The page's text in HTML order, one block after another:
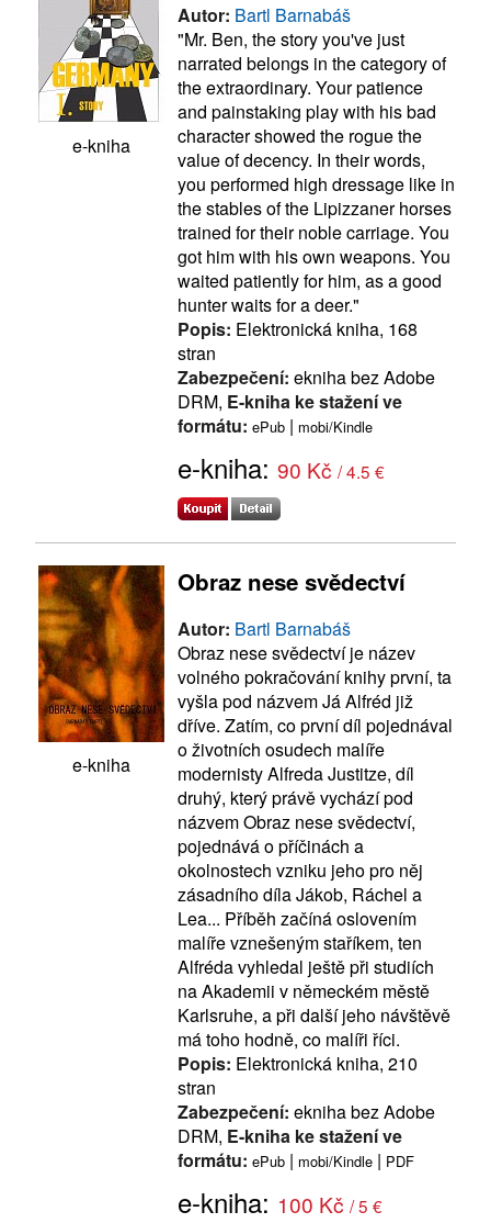
e-kniha
Autor: Bartl Barnabáš
"Mr. Ben, the story you've just
narrated belongs in the category of
the extraordinary. Your patience
and painstaking play with his bad
character showed the rogue the
value of decency. In their words,
you performed high dressage like in
the stables of the Lipizzaner horses
trained for their noble carriage. You
got him with his own weapons. You
waited patiently for him, as a good
hunter waits for a deer."
Popis: Elektronická kniha, 168
stran
Zabezpečení: ekniha bez Adobe
DRM, E-kniha ke stažení ve
formátu: ePub | mobi/Kindle
e-kniha: 90 Kč / 4.5 €
e-kniha
Obraz nese svědectví
Autor: Bartl Barnabáš
Obraz nese svědectví je název
volného pokračování knihy první, ta
vyšla pod názvem Já Alfréd již
dříve. Zatím, co první díl pojednával
o životních osudech malíře
modernisty Alfreda Justitze, díl
druhý, který právě vychází pod
názvem Obraz nese svědectví,
pojednává o příčinách a
okolnostech vzniku jeho pro něj
zásadního díla Jákob, Ráchel a
Lea... Příběh začíná oslovením
malíře vznešeným staříkem, ten
Alfréda vyhledal ještě při studiích
na Akademii v německém městě
Karlsruhe, a při další jeho návštěvě
má toho hodně, co malíři říci.
Popis: Elektronická kniha, 210
stran
Zabezpečení: ekniha bez Adobe
DRM, E-kniha ke stažení ve
formátu: ePub | mobi/Kindle | PDF
e-kniha: 100 Kč / 5 €